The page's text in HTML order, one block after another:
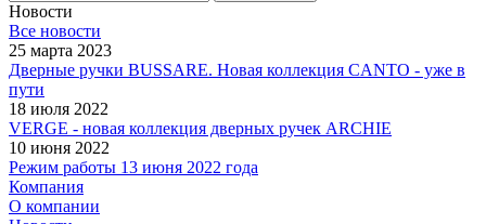
Новости
Все новости
25 марта 2023
Дверные ручки BUSSARE. Новая коллекция CANTO - уже в
пути
18 июля 2022
VERGE - новая коллекция дверных ручек ARCHIE
10 июня 2022
Режим работы 13 июня 2022 года
Компания
О компании